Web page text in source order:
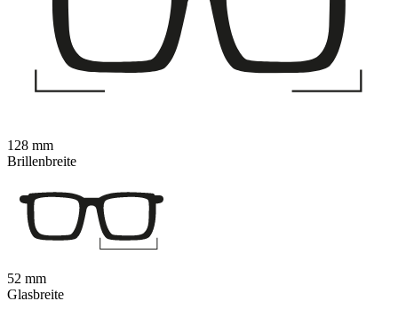
128 mm
Brillenbreite
52 mm
Glasbreite